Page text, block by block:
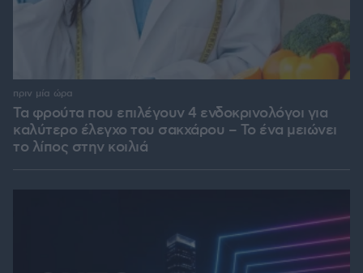
Τα φρούτα που επιλέγουν 4 ενδοκρινολόγοι για
καλύτερο έλεγχο του σακχάρου – Το ένα μειώνει
το λίπος στην κοιλιά
πριν μία ώρα